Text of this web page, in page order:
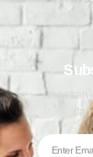
Dapatkan